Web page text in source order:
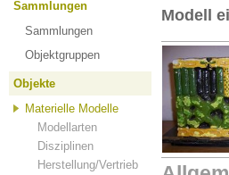
Sammlungen
Sammlungen
Objektgruppen
Objekte
Materielle Modelle
Modellarten
Disziplinen
Herstellung/Vertrieb
Modell